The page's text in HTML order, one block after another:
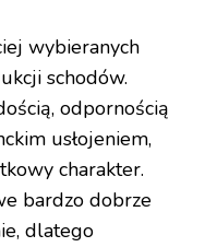
wybieranych
schodów.
odpornością
usłojeniem,
charakter.
bardzo dobrze
dlatego